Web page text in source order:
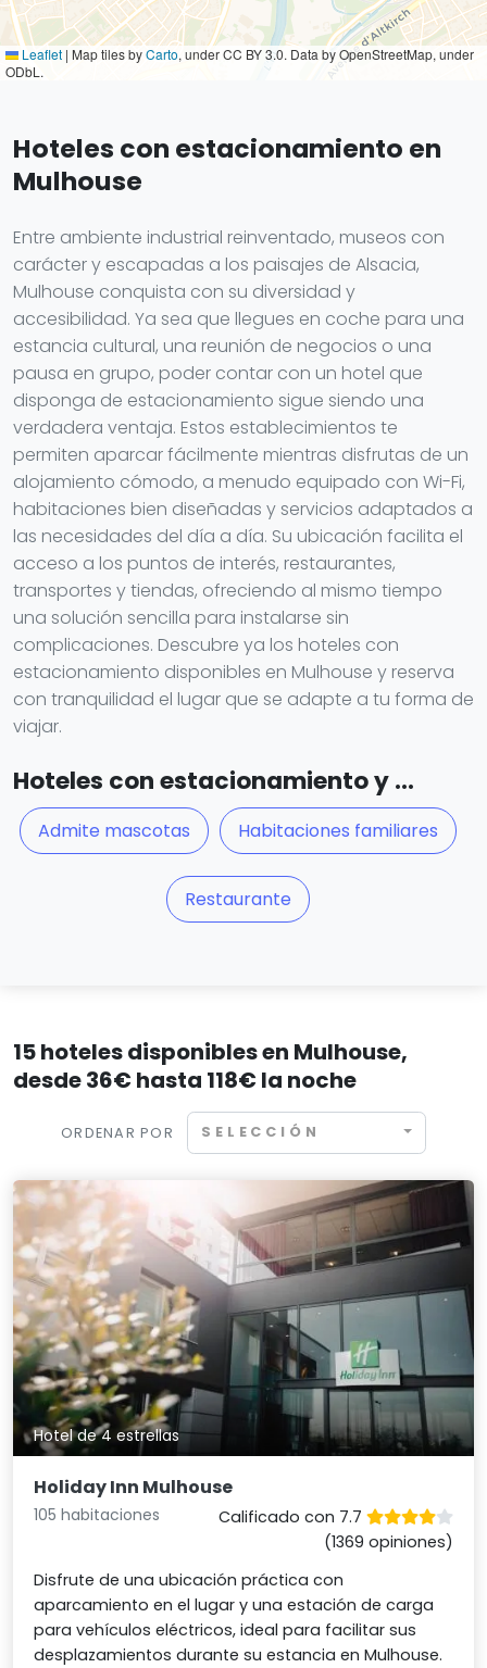
Leaflet | Map tiles byCarto, under CC BY 3.0. Data by OpenStreetMap, under
ODbL.
Hoteles con estacionamiento en
Mulhouse
Entre ambiente industrial reinventado, museos con
carácter y escapadas a los paisajes de Alsacia,
Mulhouse conquista con su diversidad y
accesibilidad. Ya sea que llegues en coche para una
estancia cultural, una reunión de negocios o una
pausa en grupo, poder contar con un hotel que
disponga de estacionamiento sigue siendo una
verdadera ventaja. Estos establecimientos te
permiten aparcar fácilmente mientras disfrutas de un
alojamiento cómodo, a menudo equipado con Wi-Fi,
habitaciones bien diseñadas y servicios adaptados a
las necesidades del día a día. Su ubicación facilita el
acceso a los puntos de interés, restaurantes,
transportes y tiendas, ofreciendo al mismo tiempo
una solución sencilla para instalarse sin
complicaciones. Descubre ya los hoteles con
estacionamiento disponibles en Mulhouse y reserva
con tranquilidad el lugar que se adapte a tu forma de
viajar.
Hoteles con estacionamiento y ...
Admite mascotas Habitaciones familiares
Restaurante
15 hoteles disponibles en Mulhouse,
desde 36€ hasta 118€ la noche
ORDENAR POR SELECCIÓN
Hotel de 4 estrellas
Holiday Inn Mulhouse
105 habitaciones
Calificado con 7.7
(1369 opiniones)
Disfrute de una ubicación práctica con
aparcamiento en el lugar y una estación de carga
para vehículos eléctricos, ideal para facilitar sus
desplazamientos durante su estancia en Mulhouse.